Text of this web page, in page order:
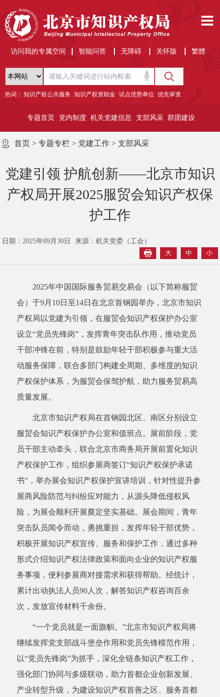
访问我的专属空间 智能问答 无障碍 关怀版 繁體
热词： 知识产权公共服务 知识产权资助金 试点优势单位 优先审查
专题首页 党内制度 机关党建信息 支部风采 群团建设
首页 >专题专栏 > 党建工作 >支部风采
党建引领 护航创新——北京市知识
产权局开展2025服贸会知识产权保
护工作
日期：2025年09月30日
来源：机关党委（工会）
大
中 小
2025年中国国际服务贸易交易会（以下简称服贸
会）于9月10日至14日在北京首钢园举办，北京市知识
产权局以党建为引领，在服贸会知识产权保护办公室
设立“党员先锋岗”，发挥青年突击队作用，推动党员
干部冲锋在前，特别是鼓励年轻干部积极参与重大活
动服务保障，联合多部门构建全周期、多维度的知识
产权保护体系，为服贸会保驾护航，助力服务贸易高
质量发展。
北京市知识产权局在首钢园北区、南区分别设立
服贸会知识产权保护办公室和值班点。展前阶段，党
员干部主动牵头，联合北京市商务局开展前置化知识
产权保护工作，组织参展商签订“知识产权保护承诺
书”，举办展会知识产权保护宣讲培训，针对性提升参
展商风险防范与纠纷应对能力，从源头降低侵权风
险，为展会顺利开展奠定坚实基础。展会期间，青年
突击队员闻令而动，勇挑重担，发挥年轻干部优势，
积极开展知识产权宣传、服务和保护工作，通过多种
形式介绍知识产权法律政策和面向企业的知识产权服
务事项，便利参展商对接需求和获得帮助。经统计，
累计出动执法人员90人次，解答知识产权咨询百余
次，发放宣传材料千余份。
“一个党员就是一面旗帜。”北京市知识产权局将
继续发挥党支部战斗堡垒作用和党员先锋模范作用，
以“党员先锋岗”为抓手，深化全链条知识产权工作，
强化部门协同与多级联动，助力首都企业创新发展、
产业转型升级，为建设知识产权首善之区、服务首都